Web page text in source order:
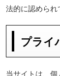
法的に認められ
プライ
当サイトは、